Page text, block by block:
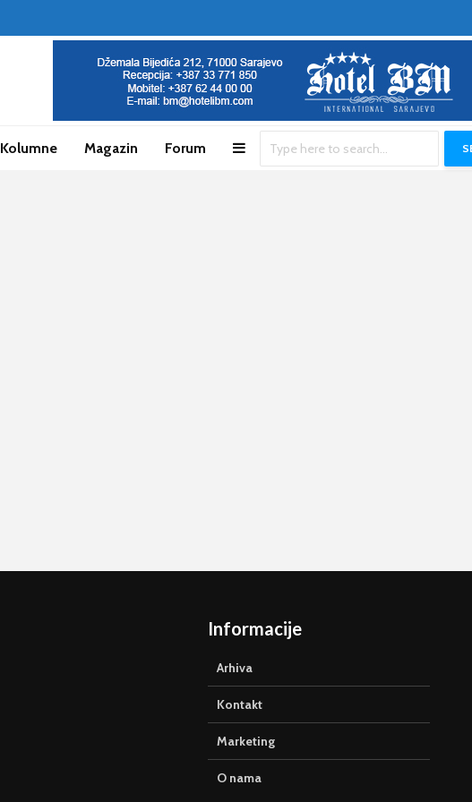
Kolumne Magazin Forum
Informacije
Arhiva
Kontakt
Marketing
O nama